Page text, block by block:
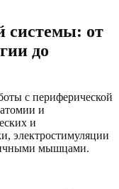
системы: от
до
с периферической
и
и
электростимуляции
мышцами.